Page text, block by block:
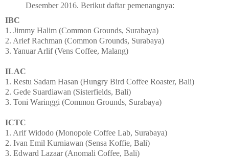
Desember 2016. Berikut daftar pemenangnya:
IBC
1. Jimmy Halim (Common Grounds, Surabaya)
2. Arief Rachman (Common Grounds, Surabaya)
3. Yanuar Arlif (Vens Coffee, Malang)
ILAC
1. Restu Sadam Hasan (Hungry Bird Coffee Roaster, Bali)
2. Gede Suardiawan (Sisterfields, Bali)
3. Toni Waringgi (Common Grounds, Surabaya)
ICTC
1. Arif Widodo (Monopole Coffee Lab, Surabaya)
2. Ivan Emil Kurniawan (Sensa Koffie, Bali)
3. Edward Lazaar (Anomali Coffee, Bali)